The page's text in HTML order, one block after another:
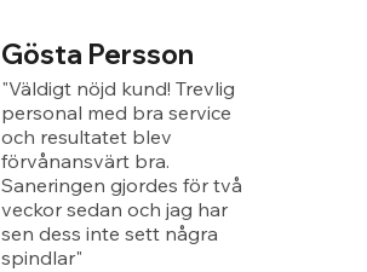
Gösta Persson
"Väldigt nöjd kund! Trevlig
personal med bra service
och resultatet blev
förvånansvärt bra.
Saneringen gjordes för två
veckor sedan och jag har
sen dess inte sett några
spindlar"